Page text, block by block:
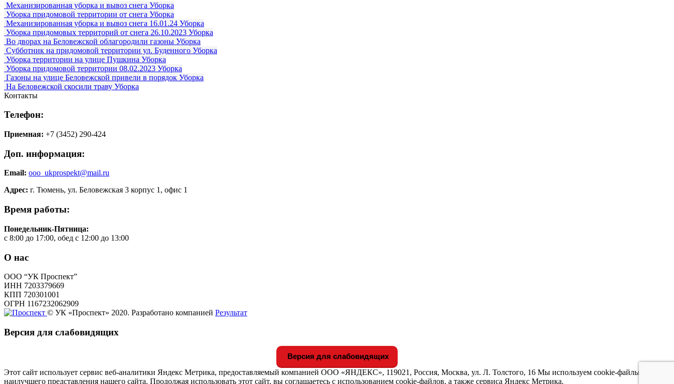
Механизированная уборка и вывоз снега Уборка
Уборка придомовой территории от снега Уборка
Механизированная уборка и вывоз снега 16.01.24 Уборка
Уборка придомовых территорий от снега 26.10.2023 Уборка
Во дворах на Беловежской облагородили газоны Уборка
Субботник на придомовой территории ул. Буденного Уборка
Уборка территории на улице Пушкина Уборка
Уборка придомовой территории 08.02.2023 Уборка
Газоны на улице Беловежской привели в порядок Уборка
На Беловежской скосили траву Уборка
Контакты
Телефон:
Приемная: +7 (3452) 290-424
Доп. информация:
Email: ooo_ukprospekt@mail.ru
Адрес: г. Тюмень, ул. Беловежская 3 корпус 1, офис 1
Время работы:
Понедельник-Пятница:
с 8:00 до 17:00, обед с 12:00 до 13:00
О нас
ООО “УК Проспект”
ИНН 7203379669
КПП 720301001
ОГРН 1167232062909
© УК «Проспект» 2020. Разработано компанией Результат
Версия для слабовидящих
Версия для слабовидящих
Этот сайт использует сервис веб-аналитики Яндекс Метрика, предоставляемый компанией ООО «ЯНДЕКС», 119021, Россия, Москва, ул. Л. Толстого, 16 Мы используем cookie-файлы для
наилучшего представления нашего сайта. Продолжая использовать этот сайт, вы соглашаетесь с использованием cookie-файлов, а также сервиса Яндекс Метрика.